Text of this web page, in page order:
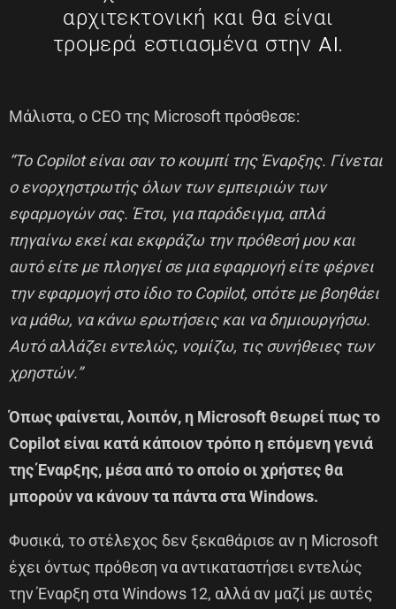
αρχιτεκτονική και θα είναι
τρομερά εστιασμένα στην AI.
Μάλιστα, ο CEO της Microsoft πρόσθεσε:
“Το Copilot είναι σαν το κουμπί της Έναρξης. Γίνεται
ο ενορχηστρωτής όλων των εμπειριών των
εφαρμογών σας. Έτσι, για παράδειγμα, απλά
πηγαίνω εκεί και εκφράζω την πρόθεσή μου και
αυτό είτε με πλοηγεί σε μια εφαρμογή είτε φέρνει
την εφαρμογή στο ίδιο το Copilot, οπότε με βοηθάει
να μάθω, να κάνω ερωτήσεις και να δημιουργήσω.
Αυτό αλλάζει εντελώς, νομίζω, τις συνήθειες των
χρηστών.”
Όπως φαίνεται, λοιπόν, η Microsoft θεωρεί πως το
Copilot είναι κατά κάποιον τρόπο η επόμενη γενιά
της Έναρξης, μέσα από το οποίο οι χρήστες θα
μπορούν να κάνουν τα πάντα στα Windows.
Φυσικά, το στέλεχος δεν ξεκαθάρισε αν η Microsoft
έχει όντως πρόθεση να αντικαταστήσει εντελώς
την Έναρξη στα Windows 12, αλλά αν μαζί με αυτές